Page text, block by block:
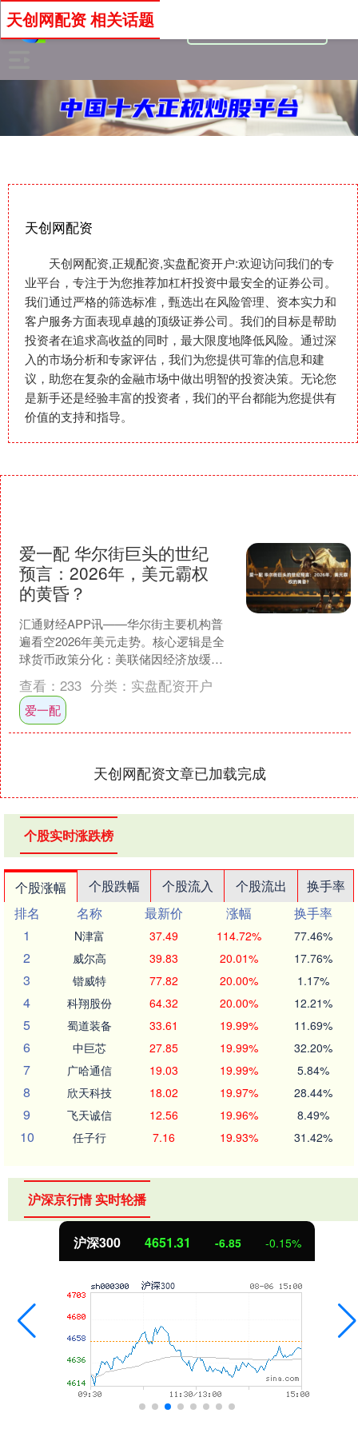
天创网配资
天创网配资,正规配资,实盘配资开户:欢迎访问我们的专
业平台，专注于为您推荐加杠杆投资中最安全的证券公司。
我们通过严格的筛选标准，甄选出在风险管理、资本实力和
客户服务方面表现卓越的顶级证券公司。我们的目标是帮助
投资者在追求高收益的同时，最大限度地降低风险。通过深
入的市场分析和专家评估，我们为您提供可靠的信息和建
议，助您在复杂的金融市场中做出明智的投资决策。无论您
是新手还是经验丰富的投资者，我们的平台都能为您提供有
价值的支持和指导。
天创网配资 相关话题
爱一配 华尔街巨头的世纪
预言：2026年，美元霸权
的黄昏？
汇通财经APP讯——华尔街主要机构普
遍看空2026年美元走势。核心逻辑是全
球货币政策分化：美联储因经济放缓而
持续降息，而欧、日央行可能按兵不动
甚至加息，这将削弱....
查看： 233 分类： 实盘配资开户
爱一配
天创网配资文章已加载完成
个股实时涨跌榜
个股涨幅 个股跌幅 个股流入 个股流出
换手率
排名
名称 最新价 涨幅
换手率
1
N津富 37.49 114.72% 77.46%
2 威尔高 39.83 20.01% 17.76%
3 锴威特 77.82 20.00% 1.17%
4 科翔股份 64.32 20.00% 12.21%
5 蜀道装备 33.61 19.99% 11.69%
6 中巨芯 27.85 19.99% 32.20%
7 广哈通信 19.03 19.99% 5.84%
8 欣天科技 18.02 19.97% 28.44%
9 飞天诚信 12.56 19.96% 8.49%
10 任子行 7.16 19.93% 31.42%
沪深京行情 实时轮播
沪深300 4651.31 -6.85 -0.15%